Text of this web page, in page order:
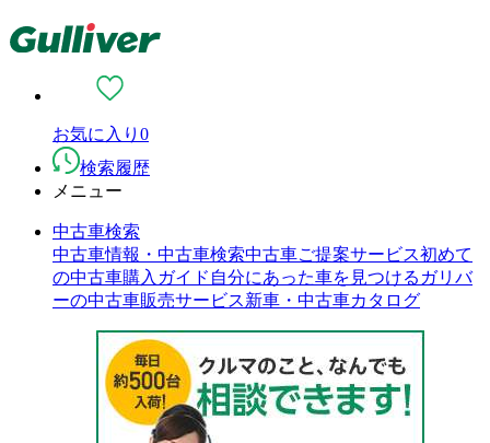
お気に入り 0
検索履歴
メニュー
中古車検索
中古車情報・中古車検索中古車ご提案サービス初めて
の中古車購入ガイド 自分にあった車を見つける ガリバ
ーの中古車販売サービス新車・中古車カタログ